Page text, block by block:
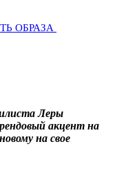
ОБРАЗА
Леры
акцент на
на свое